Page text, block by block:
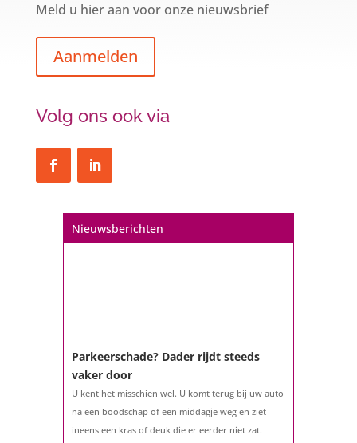
Meld u hier aan voor onze nieuwsbrief
Aanmelden
Volg ons ook via
Nieuwsberichten
Parkeerschade? Dader rijdt steeds
vaker door
U kent het misschien wel. U komt terug bij uw auto
na een boodschap of een middagje weg en ziet
ineens een kras of deuk die er eerder niet zat.